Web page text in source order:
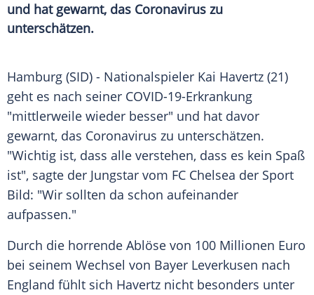
und hat gewarnt, das Coronavirus zu
unterschätzen.
Hamburg (SID) - Nationalspieler Kai Havertz (21)
geht es nach seiner COVID-19-Erkrankung
"mittlerweile wieder besser" und hat davor
gewarnt, das Coronavirus zu unterschätzen.
"Wichtig ist, dass alle verstehen, dass es kein Spaß
ist", sagte der Jungstar vom FC Chelsea der Sport
Bild: "Wir sollten da schon aufeinander
aufpassen."
Durch die horrende Ablöse von 100 Millionen Euro
bei seinem Wechsel von Bayer Leverkusen nach
England fühlt sich Havertz nicht besonders unter